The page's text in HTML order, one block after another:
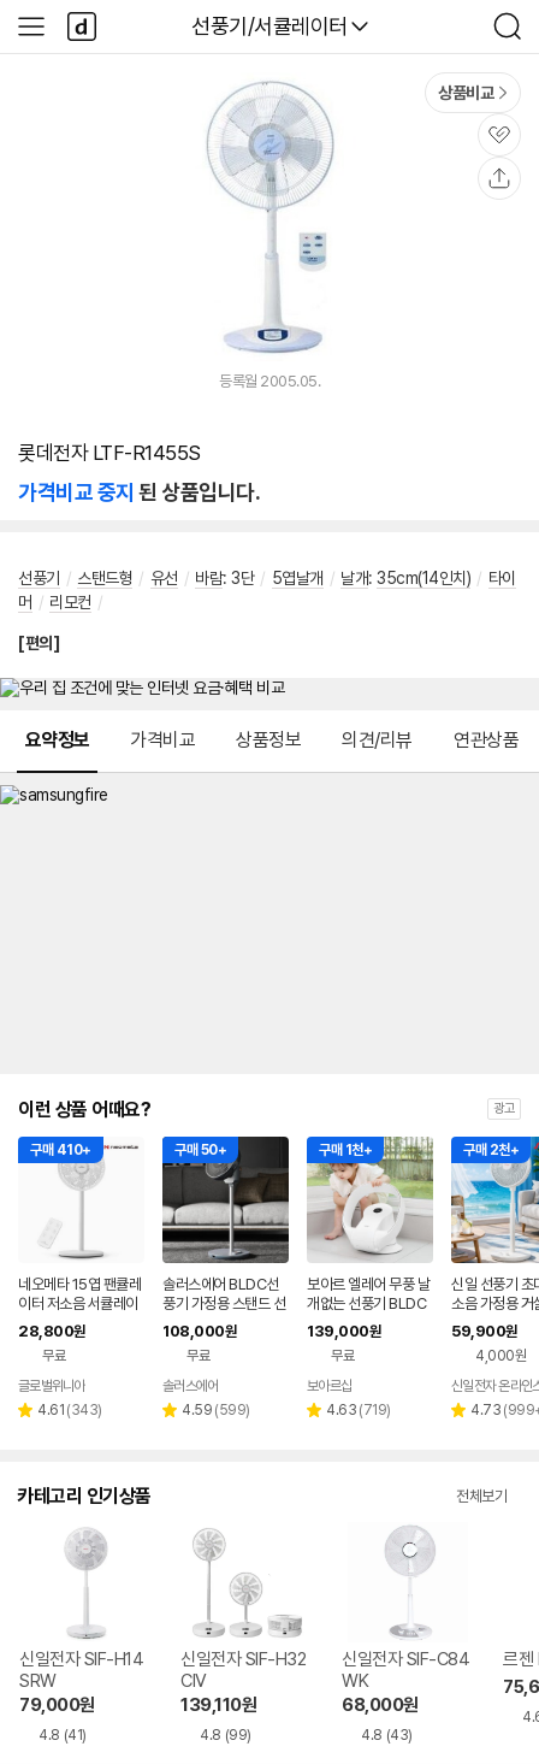
다나와
선풍기/서큘레이터
검
색
사
이
다
나
와
상품비교
관
심
등록월 2005.05.
롯데전자 LTF-R1455S
가격비교 중지 된 상품입니다.
선풍기 / 스탠드형 / 유선 / 바람: 3단 / 5엽날개 / 날개: 35cm(14인치) / 타이
머 / 리모컨 /
[편의]
요약정보 가격비교 상품정보 의견/리뷰 연관상품
이런 상품 어때요? 광고
구매 410+
네오메타 15엽 팬큘레
이터 저소음 서큘레이
터 선풍기 리모컨형 H
1230R 가정용 탁상용
28,800원
무료
페이
글로벌위니아
별 4.61 리
(343)
구매 50+
솔러스에어 BLDC선
풍기 가정용 스탠드 선
풍기 사무실 무소음
108,000원
무료
페이
솔러스에어
별 4.59 리
(599)
구매 1천+
보아르 엘레어 무풍 날
개없는 선풍기 BLDC
가정용 저소음 아기방
접이식
139,000원
무료
페이
보아르샵
별 4.63 리
(719)
구매 2천+
신일 선풍기 초
소음 가정용 거
음 조용한 시원
실 스탠드 7엽
59,900원
4,000원
신일전자 온라인
별 4.73 리
(
카테고리 인기상품 전체보기
신일전자 SIF-H14
SRW
79,000원
4.8 (41)
신일전자 SIF-H32
CIV
139,110원
4.8 (99)
신일전자 SIF-C84
WK
68,000원
4.8 (43)
르젠